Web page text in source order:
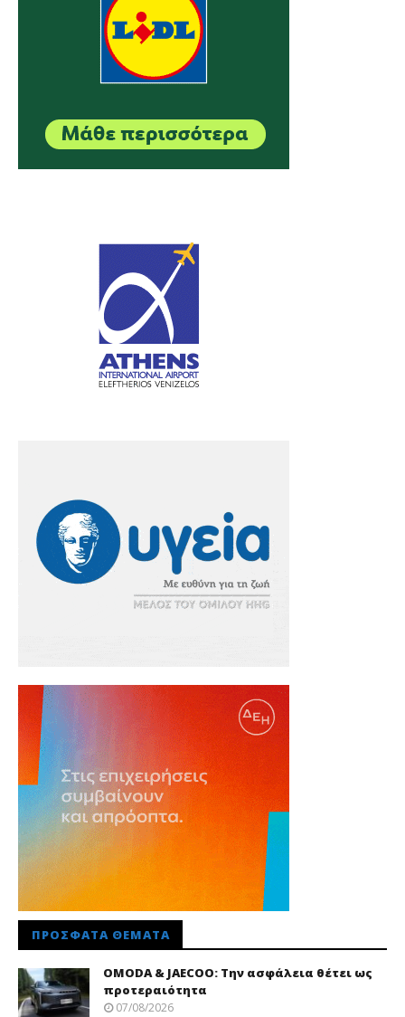
ΠΡΌΣΦΑΤΑ ΘΈΜΑΤΑ
OMODA & JAECOO: Την ασφάλεια θέτει ως
προτεραιότητα
07/08/2026